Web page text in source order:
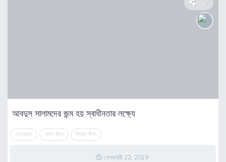
0
আবদুস সালামদের জন্ম হয় স্বাধীনতার লক্ষ্যে
অনুপ্রেরণা আমার জীবন বিখ্যাত জীবন
ফেব্রুয়ারী 22, 2019